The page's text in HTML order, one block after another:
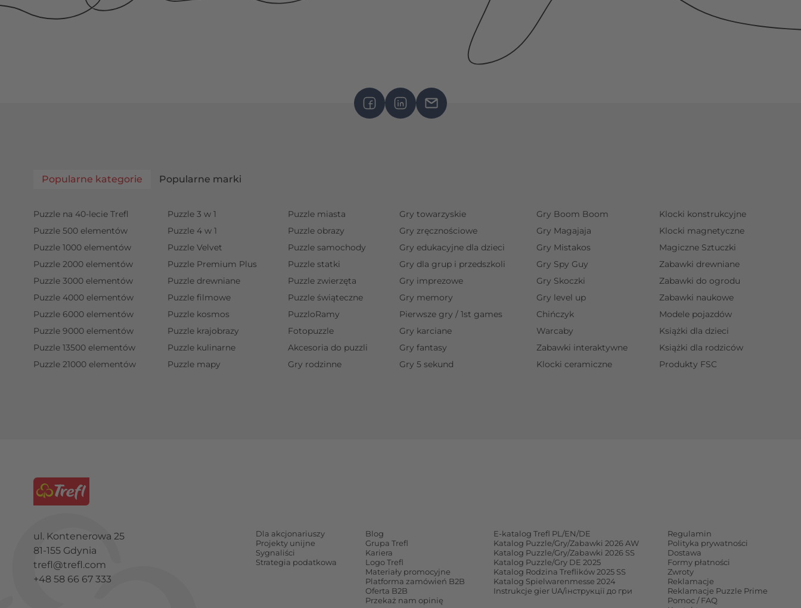
Popularne kategorie Popularne marki
Puzzle na 40-lecie Trefl
Puzzle 500 elementów
Puzzle 1000 elementów
Puzzle 2000 elementów
Puzzle 3000 elementów
Puzzle 4000 elementów
Puzzle 6000 elementów
Puzzle 9000 elementów
Puzzle 13500 elementów
Puzzle 21000 elementów
Puzzle 3 w 1
Puzzle 4 w 1
Puzzle Velvet
Puzzle Premium Plus
Puzzle drewniane
Puzzle filmowe
Puzzle kosmos
Puzzle krajobrazy
Puzzle kulinarne
Puzzle mapy
Puzzle miasta
Puzzle obrazy
Puzzle samochody
Puzzle statki
Puzzle zwierzęta
Puzzle świąteczne
PuzzloRamy
Fotopuzzle
Akcesoria do puzzli
Gry rodzinne
Gry towarzyskie
Gry zręcznościowe
Gry edukacyjne dla dzieci
Gry dla grup i przedszkoli
Gry imprezowe
Gry memory
Pierwsze gry / 1st games
Gry karciane
Gry fantasy
Gry 5 sekund
Gry Boom Boom
Gry Magajaja
Gry Mistakos
Gry Spy Guy
Gry Skoczki
Gry level up
Chińczyk
Warcaby
Zabawki interaktywne
Klocki ceramiczne
Klocki konstrukcyjne
Klocki magnetyczne
Magiczne Sztuczki
Zabawki drewniane
Zabawki do ogrodu
Zabawki naukowe
Modele pojazdów
Książki dla dzieci
Książki dla rodziców
Produkty FSC
ul. Kontenerowa 25
81-155 Gdynia
trefl@trefl.com
+48 58 66 67 333
Dla akcjonariuszy
Projekty unijne
Sygnaliści
Strategia podatkowa
Blog
Grupa Trefl
Kariera
Logo Trefl
Materiały promocyjne
Platforma zamówień B2B
Oferta B2B
Przekaż nam opinię
E-katalog Trefl PL/EN/DE
Katalog Puzzle/Gry/Zabawki 2026 AW
Katalog Puzzle/Gry/Zabawki 2026 SS
Katalog Puzzle/Gry DE 2025
Katalog Rodzina Treflików 2025 SS
Katalog Spielwarenmesse 2024
Instrukcje gier UA/інструкції до гри
Regulamin
Polityka prywatności
Dostawa
Formy płatności
Zwroty
Reklamacje
Reklamacje Puzzle Prime
Pomoc / FAQ